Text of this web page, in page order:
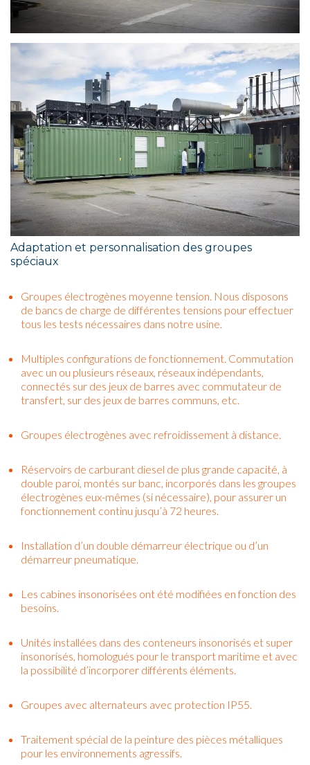
Adaptation et personnalisation des groupes
spéciaux
Groupes électrogènes moyenne tension. Nous disposons
de bancs de charge de différentes tensions pour effectuer
tous les tests nécessaires dans notre usine.
Multiples configurations de fonctionnement. Commutation
avec un ou plusieurs réseaux, réseaux indépendants,
connectés sur des jeux de barres avec commutateur de
transfert, sur des jeux de barres communs, etc.
Groupes électrogènes avec refroidissement à distance.
Réservoirs de carburant diesel de plus grande capacité, à
double paroi, montés sur banc, incorporés dans les groupes
électrogènes eux-mêmes (si nécessaire), pour assurer un
fonctionnement continu jusqu’à 72 heures.
Installation d’un double démarreur électrique ou d’un
démarreur pneumatique.
Les cabines insonorisées ont été modifiées en fonction des
besoins.
Unités installées dans des conteneurs insonorisés et super
insonorisés, homologués pour le transport maritime et avec
la possibilité d’incorporer différents éléments.
Groupes avec alternateurs avec protection IP55.
Traitement spécial de la peinture des pièces métalliques
pour les environnements agressifs.